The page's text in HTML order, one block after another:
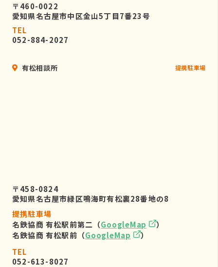
〒460-0022
愛知県名古屋市中区金山5丁目7番23号
TEL
052-884-2027
有松相談所 提携駐車場
〒458-0824
愛知県名古屋市緑区鳴海町有松裏28番地の8
提携駐車場
名鉄協商 有松駅前第二（GoogleMap
）
名鉄協商 有松駅前（GoogleMap
）
TEL
052-613-8027